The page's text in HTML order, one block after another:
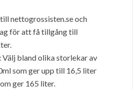
nettogrossisten.se och
för att få tillgång till
Välj bland olika storlekar av
som ger upp till 16,5 liter
ger 165 liter.